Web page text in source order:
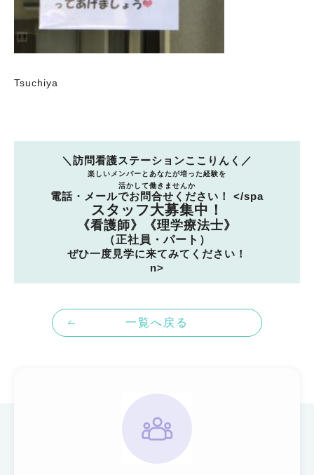
Tsuchiya
＼訪問看護ステーションここりんく／
楽しいメンバーとあなたが培った経験を
活かして働きませんか
電話・メールでお問合せください！ </spa
スタッフ大募集中！
《看護師》《理学療法士》
（正社員・パート）
ぜひ一度見学に来てみてください！
n>
一覧へ戻る